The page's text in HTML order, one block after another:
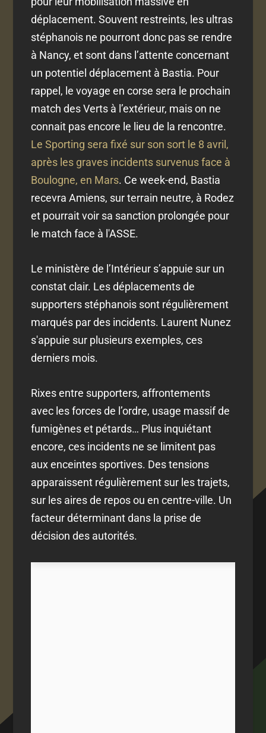
déplacement. Souvent restreints, les ultras
stéphanois ne pourront donc pas se rendre
à Nancy, et sont dans l’attente concernant
un potentiel déplacement à Bastia. Pour
rappel, le voyage en corse sera le prochain
match des Verts à l’extérieur, mais on ne
connait pas encore le lieu de la rencontre.
Le Sporting sera fixé sur son sort le 8 avril,
après les graves incidents survenus face à
Boulogne, en Mars. Ce week-end, Bastia
recevra Amiens, sur terrain neutre, à Rodez
et pourrait voir sa sanction prolongée pour
le match face à l'ASSE.
Le ministère de l’Intérieur s’appuie sur un
constat clair. Les déplacements de
supporters stéphanois sont régulièrement
marqués par des incidents. Laurent Nunez
s'appuie sur plusieurs exemples, ces
derniers mois.
Rixes entre supporters, affrontements
avec les forces de l’ordre, usage massif de
fumigènes et pétards… Plus inquiétant
encore, ces incidents ne se limitent pas
aux enceintes sportives. Des tensions
apparaissent régulièrement sur les trajets,
sur les aires de repos ou en centre-ville. Un
facteur déterminant dans la prise de
décision des autorités.